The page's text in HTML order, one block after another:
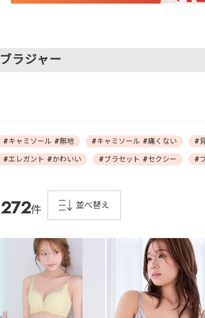
ブラジャー
#キャミソール #無地 #キャミソール #痛くない #
#エレガント #かわいい
#ブラセット #セクシー #
272件 並べ替え